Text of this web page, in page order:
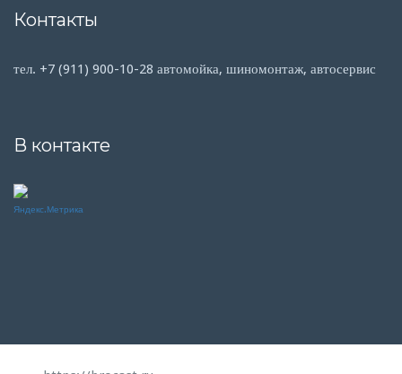
Контакты
тел. +7 (911) 900-10-28 автомойка, шиномонтаж, автосервис
В контакте